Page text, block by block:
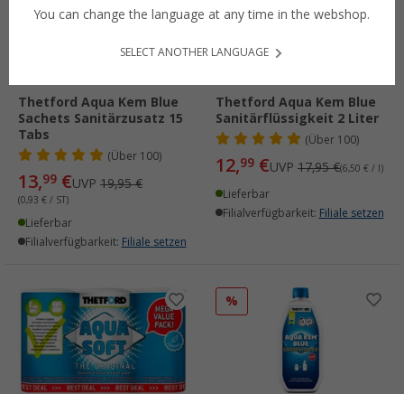
Thetford Aqua Kem Blue
Sachets Sanitärzusatz 15
Tabs
(Über100)
13,99 €UVP 19,95 €
(0,93 € / ST)
Lieferbar
Filialverfügbarkeit: Filiale setzen
Thetford Aqua Kem Blue
Sanitärflüssigkeit 2 Liter
(Über100)
12,99 €UVP 17,95 €(6,50 € / l)
Lieferbar
Filialverfügbarkeit: Filiale setzen
%
You can change the language at any time in the webshop.
SELECT ANOTHER LANGUAGE